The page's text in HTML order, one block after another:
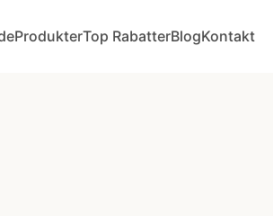
ProdukterTop RabatterBlogKontakt